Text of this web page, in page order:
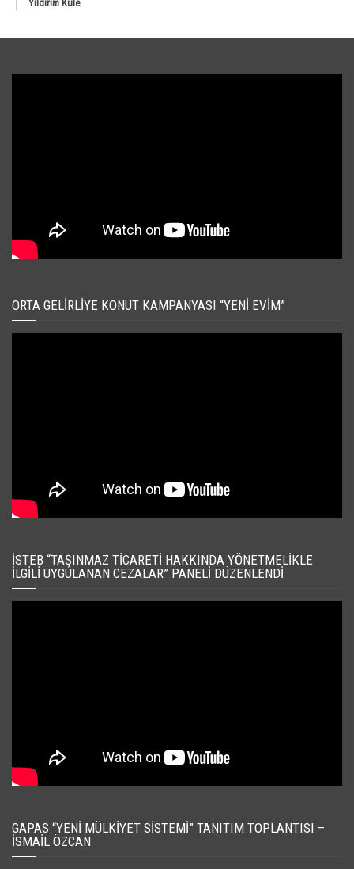
Yıldırım Kule
ORTA GELIRLIYE KONUT KAMPANYASI “YENI EVIM”
İSTEB “TAŞINMAZ TICARETI HAKKINDA YÖNETMELIKLE
İLGILI UYGULANAN CEZALAR” PANELI DÜZENLENDI
GAPAS “YENI MÜLKIYET SISTEMI” TANITIM TOPLANTISI –
İSMAIL ÖZCAN